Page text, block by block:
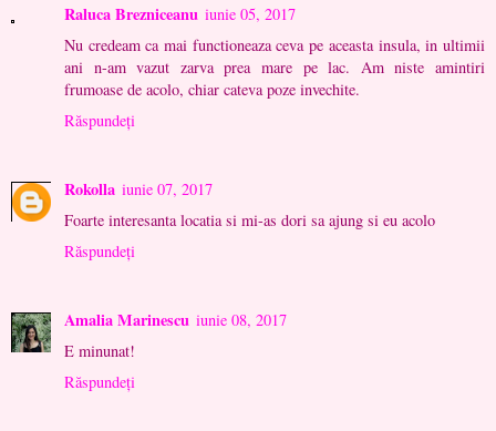
Raluca Brezniceanu iunie 05, 2017
Nu credeam ca mai functioneaza ceva pe aceasta insula, in ultimii
ani n-am vazut zarva prea mare pe lac. Am niste amintiri
frumoase de acolo, chiar cateva poze invechite.
Răspundeți
Rokolla iunie 07, 2017
Foarte interesanta locatia si mi-as dori sa ajung si eu acolo
Răspundeți
Amalia Marinescu iunie 08, 2017
E minunat!
Răspundeți